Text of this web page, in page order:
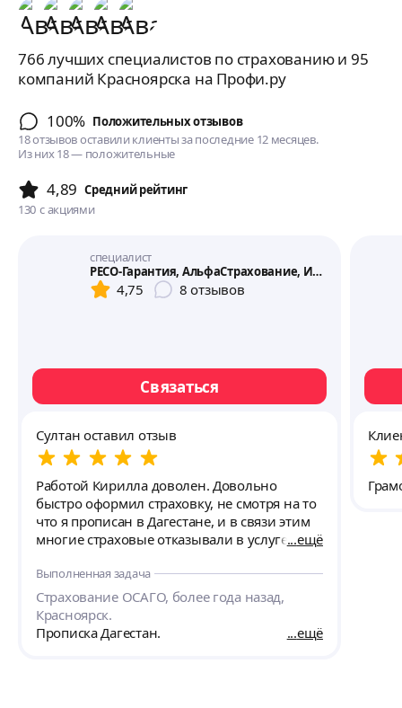
766 лучших специалистов по страхованию и 95
компаний Красноярска на Профи.ру
100% Положительных отзывов
18 отзывов оставили клиенты за последние 12 месяцев.
Из них 18 — положительные
4,89 Cредний рейтинг
130 с акциями
специалист
РЕСО-Гарантия, АльфаСтрахование, Ингосстрах и ДР.
4,75 8 отзывов
Связаться
Султан оставил отзыв
Работой Кирилла доволен. Довольно
быстро оформил страховку, не смотря на то
что я прописан в Дагестане, и в связи этим
многие страховые отказывали в услуге. ещё
Выполненная задача
Страхование ОСАГО, более года назад,
Красноярск.
Прописка Дагестан.
ещё